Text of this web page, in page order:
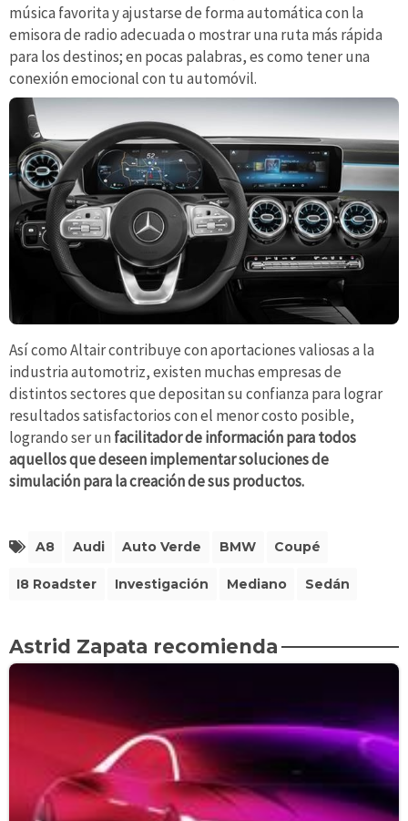
música favorita y ajustarse de forma automática con la
emisora de radio adecuada o mostrar una ruta más rápida
para los destinos; en pocas palabras, es como tener una
conexión emocional con tu automóvil.
Así como Altair contribuye con aportaciones valiosas a la
industria automotriz, existen muchas empresas de
distintos sectores que depositan su confianza para lograr
resultados satisfactorios con el menor costo posible,
logrando ser un facilitador de información para todos
aquellos que deseen implementar soluciones de
simulación para la creación de sus productos.
A8 Audi Auto Verde BMW Coupé
I8 Roadster Investigación Mediano Sedán
Astrid Zapata recomienda